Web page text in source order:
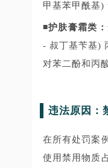
甲基苯甲酰基)
◾护肤膏霜类：
- 叔丁基苄基)
对苯二酚和丙
违法原因：
在所有处罚案
使用禁用物质